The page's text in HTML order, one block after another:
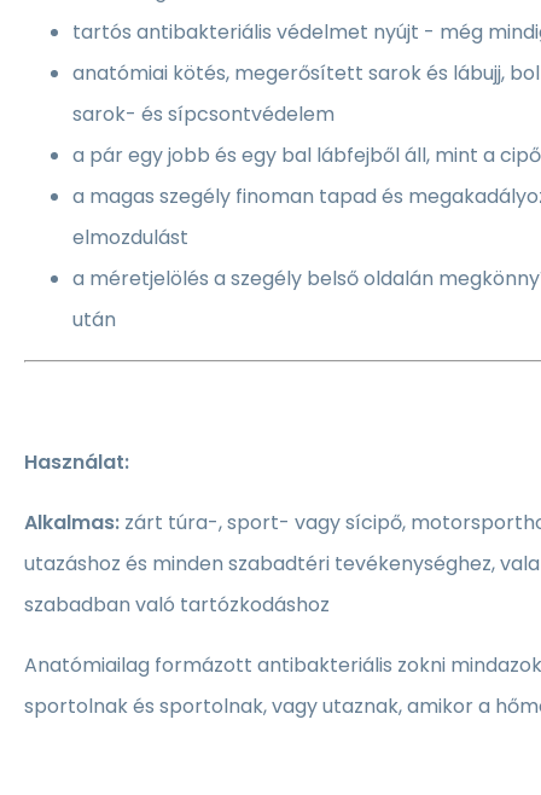
tartós antibakteriális védelmet nyújt - még
anatómiai kötés, megerősített sarok és lábujj,
sarok- és sípcsontvédelem
a pár egy jobb és egy bal lábfejből áll, mint a
a magas szegély finoman tapad és
elmozdulást
a méretjelölés a szegély belső oldalán
után
Használat:
Alkalmas: zárt túra-, sport- vagy sícipő,
utazáshoz és minden szabadtéri tevékenységhez,
szabadban való tartózkodáshoz
Anatómiailag formázott antibakteriális zokni
sportolnak és sportolnak, vagy utaznak, amikor a